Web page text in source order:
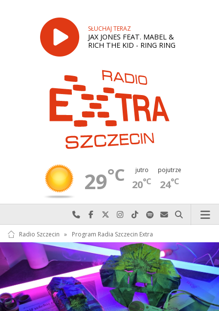
SŁUCHAJ TERAZ
JAX JONES FEAT. MABEL &
RICH THE KID - RING RING
29°C jutro
20°C
pojutrze
24°C
Najlepiej po prostu do nas zadzwoń
Odwiedź nas na Facebook-u
Odwiedź nas na X
Odwiedź nas na Instagram-ie
Odwiedź nas na TikTok-u
Szukaj nas na Spotify
Wyślij do nas
Szukaj
Radio Szczecin » Program Radia Szczecin Extra